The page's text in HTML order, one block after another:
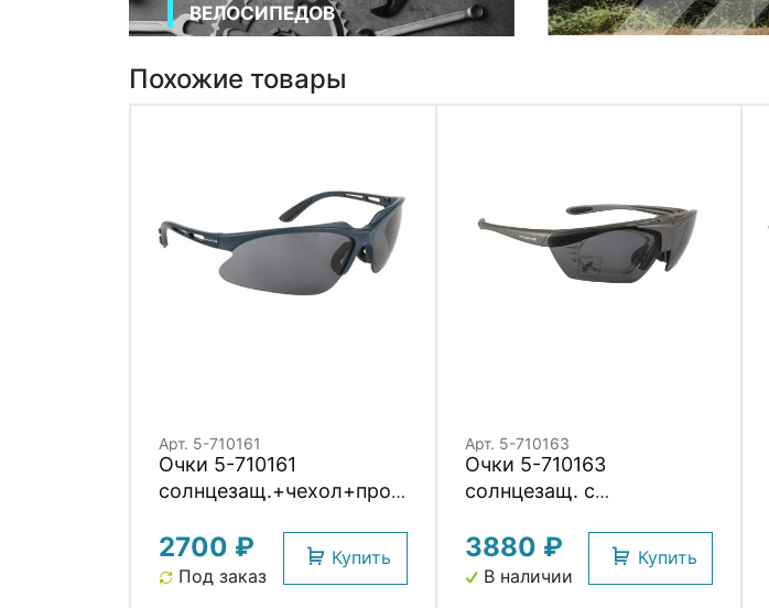
ВЕЛОСИПЕДОВ
Похожие товары
Арт. 5-710161
Очки 5-710161
солнцезащ.+чехол+прозр./
линзы (10) RAYON FLEXI
4 M-WAVE
2700 ₽
Под заказ
Купить
Арт. 5-710163
Очки 5-710163
солнцезащ. с
подьемной оправой для
диоптр. сменные линзы:
3880 ₽
В наличии
Купить